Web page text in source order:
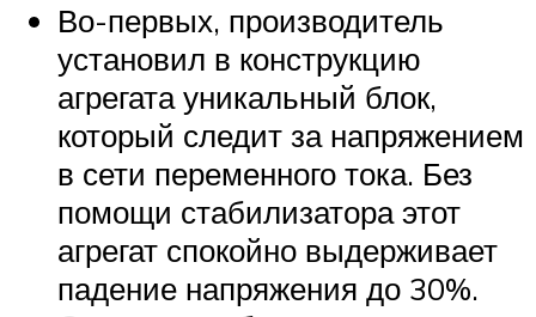
Во-первых, производитель
установил в конструкцию
агрегата уникальный блок,
который следит за напряжением
в сети переменного тока. Без
помощи стабилизатора этот
агрегат спокойно выдерживает
падение напряжения до 30%.